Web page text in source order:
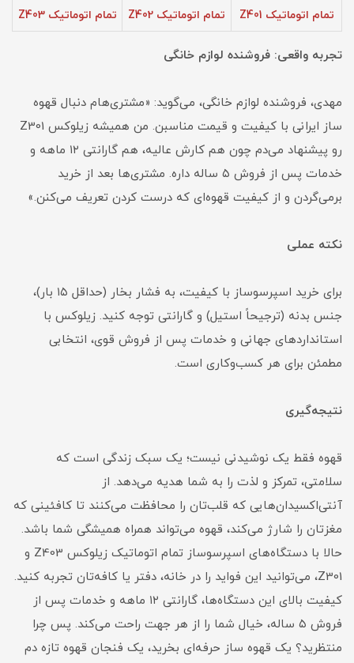
تمام اتوماتیک Z401
تمام اتوماتیک Z402
تمام اتوماتیک Z403
تجربه واقعی: فروشنده لوازم خانگی
مهدی، فروشنده لوازم خانگی، می‌گوید: «مشتری‌هام دنبال قهوه
ساز ایرانی با کیفیت و قیمت مناسبن. من همیشه زیلوکس Z301
رو پیشنهاد می‌دم چون هم کارش عالیه، هم گارانتی ۱۲ ماهه و
خدمات پس از فروش ۵ ساله داره. مشتری‌ها بعد از خرید
برمی‌گردن و از کیفیت قهوه‌ای که درست کردن تعریف می‌کنن.»
نکته عملی
برای خرید اسپرسوساز با کیفیت، به فشار بخار (حداقل ۱۵ بار)،
جنس بدنه (ترجیحاً استیل) و گارانتی توجه کنید. زیلوکس با
استانداردهای جهانی و خدمات پس از فروش قوی، انتخابی
مطمئن برای هر کسب‌وکاری است.
نتیجه‌گیری
قهوه فقط یک نوشیدنی نیست؛ یک سبک زندگی است که
سلامتی، تمرکز و لذت را به شما هدیه می‌دهد. از
آنتی‌اکسیدان‌هایی که قلب‌تان را محافظت می‌کنند تا کافئینی که
مغزتان را شارژ می‌کند، قهوه می‌تواند همراه همیشگی شما باشد.
حالا با دستگاه‌های اسپرسوساز تمام اتوماتیک زیلوکس Z403 و
Z301، می‌توانید این فواید را در خانه، دفتر یا کافه‌تان تجربه کنید.
کیفیت بالای این دستگاه‌ها، گارانتی ۱۲ ماهه و خدمات پس از
فروش ۵ ساله، خیال شما را از هر جهت راحت می‌کند. پس چرا
منتظرید؟ یک قهوه ساز حرفه‌ای بخرید، یک فنجان قهوه تازه دم